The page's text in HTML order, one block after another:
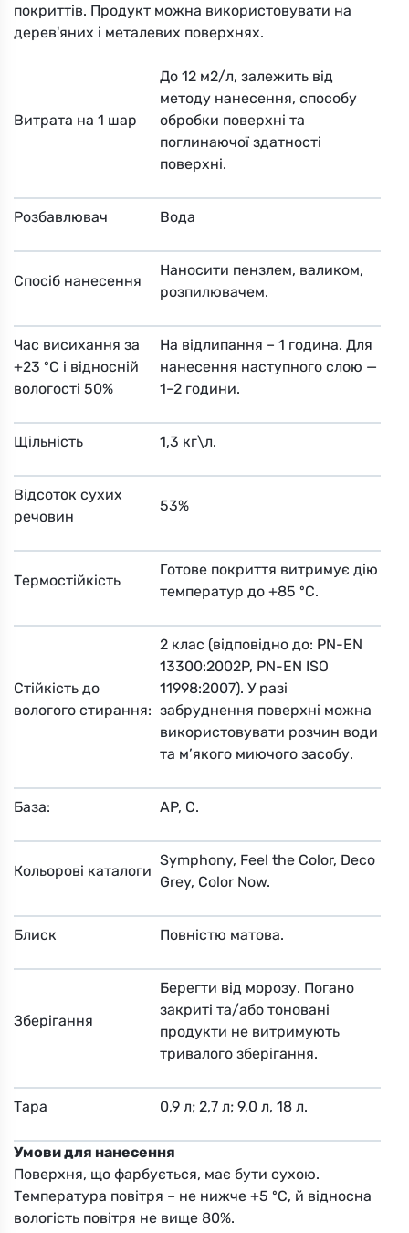
покриттів. Продукт можна використовувати на
дерев'яних і металевих поверхнях.
Витрата на 1 шар
До 12 м2/л, залежить від
методу нанесення, способу
обробки поверхні та
поглинаючої здатності
поверхні.
Розбавлювач Вода
Спосіб нанесення
Наносити пензлем, валиком,
розпилювачем.
Час висихання за
+23 ºС і відносній
вологості 50%
На відлипання – 1 година. Для
нанесення наступного слою —
1–2 години.
Щільність 1,3 кг\л.
Відсоток сухих
речовин
53%
Термостійкість
Готове покриття витримує дію
температур до +85 ºС.
Стійкість до
вологого стирання:
2 клас (відповідно до: PN-EN
13300:2002P, PN-EN ISO
11998:2007). У разі
забруднення поверхні можна
використовувати розчин води
та м’якого миючого засобу.
База: AP, C.
Кольорові каталоги
Symphony, Feel the Color, Deco
Grey, Color Now.
Блиск Повністю матова.
Зберігання
Берегти від морозу. Погано
закриті та/або тоновані
продукти не витримують
тривалого зберігання.
Тара 0,9 л; 2,7 л; 9,0 л, 18 л.
Умови для нанесення
Поверхня, що фарбується, має бути сухою.
Температура повітря – не нижче +5 ºС, й відносна
вологість повітря не вище 80%.